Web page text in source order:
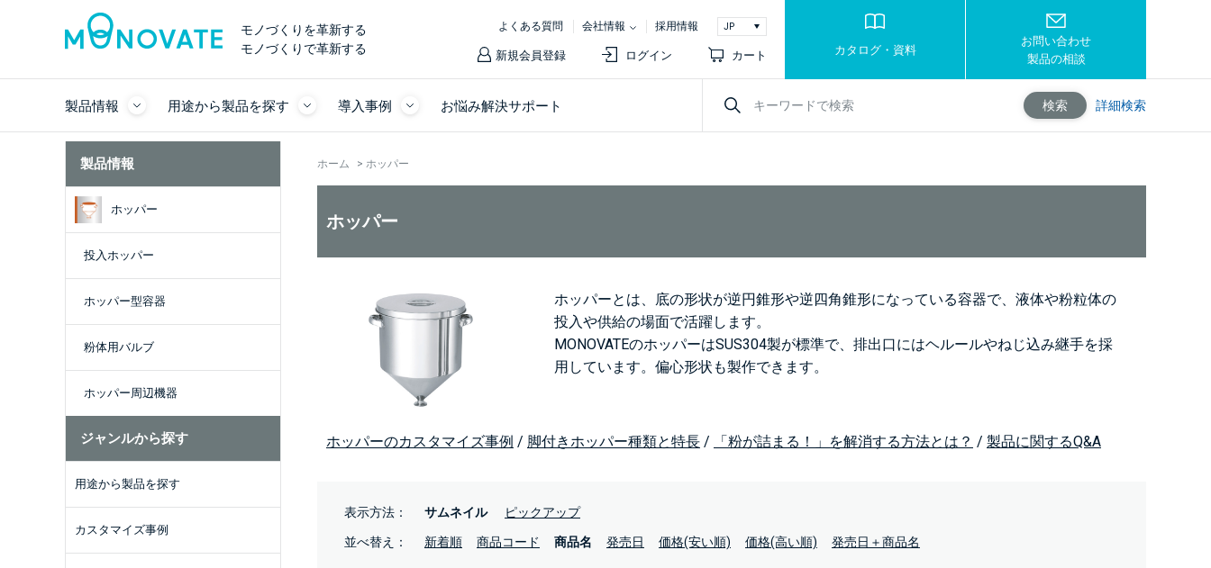
モノづくりを革新する
モノづくりで革新する
よくある質問 会社情報 採用情報
新規会員登録 ログイン カート カタログ・資料
お問い合わせ
製品の相談
製品情報 用途から製品を探す 導入事例 お悩み解決サポート 検索 詳細検索
製品情報
ホッパー
投入ホッパー
ホッパー型容器
粉体用バルブ
ホッパー周辺機器
ジャンルから探す
用途から製品を探す
カスタマイズ事例
ホーム > ホッパー
ホッパー
ホッパーとは、底の形状が逆円錐形や逆四角錐形になっている容器で、液体や粉粒体の
投入や供給の場面で活躍します。
MONOVATEのホッパーはSUS304製が標準で、排出口にはヘルールやねじ込み継手を採
用しています。偏心形状も製作できます。
ホッパーのカスタマイズ事例 / 脚付きホッパー種類と特長 / 「粉が詰まる！」を解消する方法とは？ / 製品に関するQ&A
表示方法： サムネイル ピックアップ
並べ替え： 新着順 商品コード 商品名 発売日 価格(安い順) 価格(高い順) 発売日＋商品名